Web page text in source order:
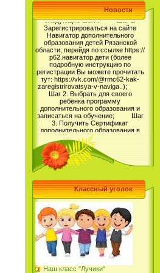
Новости
следующие шаги: Шаг 1.
Зарегистрироваться на сайте
Навигатор дополнительного
образования детей Рязанской
области, перейдя по ссылке https://
р62.навигатор.дети (более
подробную инструкцию по
регистрации Вы можете прочитать
тут: https://vk.com/@rmc62-kak-
zaregistrirovatsya-v-naviga..);
Шаг 2. Выбрать для своего
ребенка программу
дополнительного образования и
записаться на обучение; Шаг
3. Получить Сертификат
дополнительного образования в
Личном кабинете пользователя на
сайте Навигатор дополнительного
образования детей Рязанской
области и использовать его для
обучения ребенка.
Регистрируйтесь на Навигаторе
уже сейчас, чтобы записать
своего ребенка на обучение и
ознакомиться с правилами
получения и использования
сертификата.
(https://www.gosuslugi.ru/), а также
внести СНИЛС в учетную запись в
ГИС согласно инструкции в
приложении. Обращаем внимание,
что у пользователей должна быть
подтвержденная учетная запись в
ЕСИА.
Классный уголок
Наш класс "Лучики"